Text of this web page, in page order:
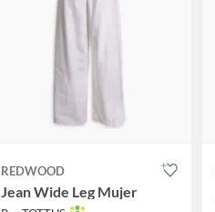
REDWOOD
Jean Wide Leg Mujer